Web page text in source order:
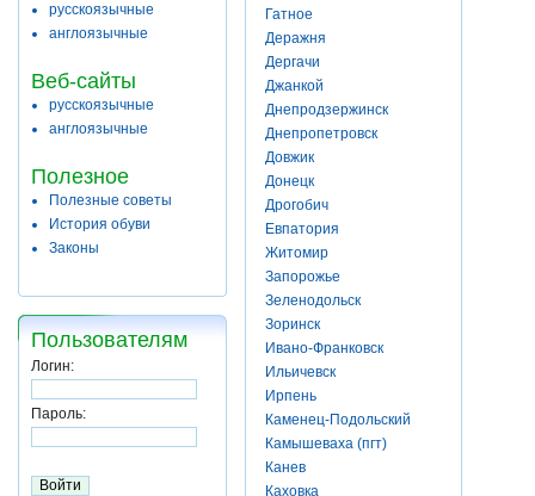
русскоязычные
англоязычные
Веб-сайты
русскоязычные
англоязычные
Полезное
Полезные советы
История обуви
Законы
Пользователям
Логин:
Пароль:
Гатное
Деражня
Дергачи
Джанкой
Днепродзержинск
Днепропетровск
Довжик
Донецк
Дрогобич
Евпатория
Житомир
Запорожье
Зеленодольск
Зоринск
Ивано-Франковск
Ильичевск
Ирпень
Каменец-Подольский
Камышеваха (пгт)
Канев
Каховка